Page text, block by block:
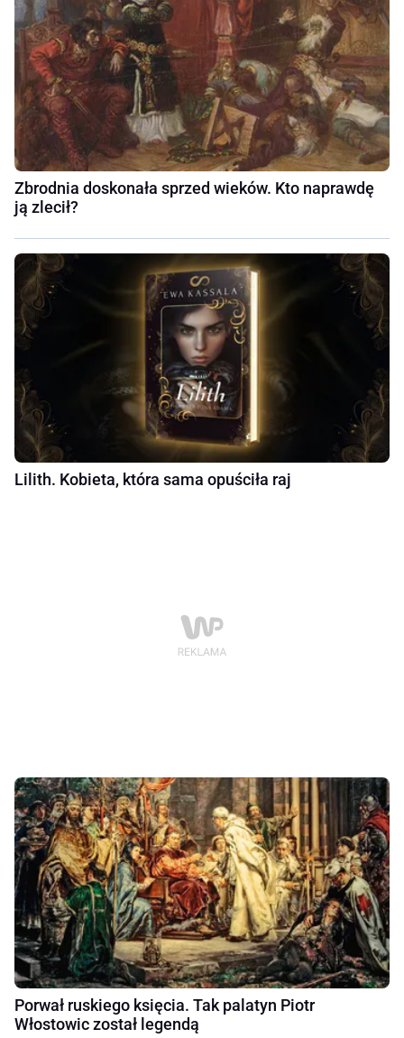
Zbrodnia doskonała sprzed wieków. Kto naprawdę
ją zlecił?
Lilith. Kobieta, która sama opuściła raj
Porwał ruskiego księcia. Tak palatyn Piotr
Włostowic został legendą